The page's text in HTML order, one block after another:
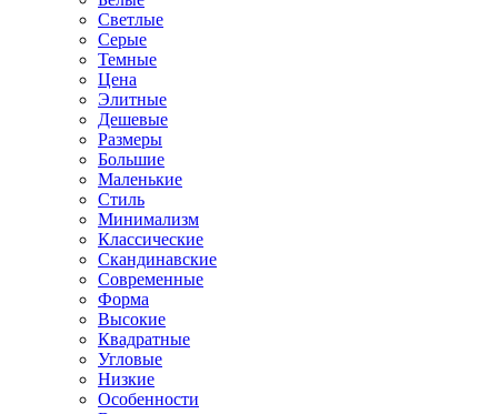
Светлые
Серые
Темные
Цена
Элитные
Дешевые
Размеры
Большие
Маленькие
Стиль
Минимализм
Классические
Скандинавские
Современные
Форма
Высокие
Квадратные
Угловые
Низкие
Особенности